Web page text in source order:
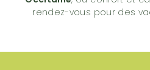
rendez-vous pour des